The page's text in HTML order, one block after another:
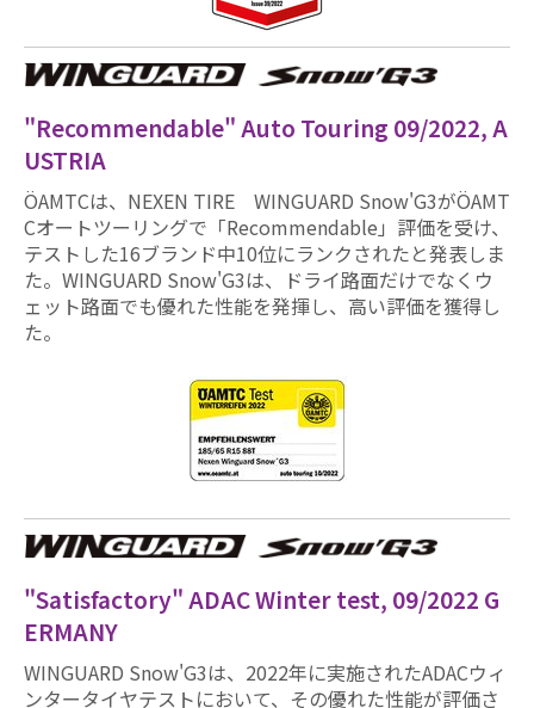
"Recommendable" Auto Touring 09/2022, A
USTRIA
ÖAMTCは、NEXEN TIRE WINGUARD Snow'G3がÖAMT
Cオートツーリングで「Recommendable」評価を受け、
テストした16ブランド中10位にランクされたと発表しま
た。WINGUARD Snow'G3は、ドライ路面だけでなくウ
ェット路面でも優れた性能を発揮し、高い評価を獲得し
た。
"Satisfactory" ADAC Winter test, 09/2022 G
ERMANY
WINGUARD Snow'G3は、2022年に実施されたADACウィ
ンタータイヤテストにおいて、その優れた性能が評価さ